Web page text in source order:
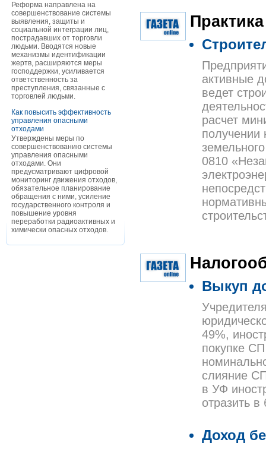
Реформа направлена на
совершенствование системы
выявления, защиты и
социальной интеграции лиц,
пострадавших от торговли
людьми. Вводятся новые
механизмы идентификации
жертв, расширяются меры
господдержки, усиливается
ответственность за
преступления, связанные с
торговлей людьми.
Как повысить эффективность
управления опасными
отходами
Утверждены меры по
совершенствованию системы
управления опасными
отходами. Они
предусматривают цифровой
мониторинг движения отходов,
обязательное планирование
обращения с ними, усиление
государственного контроля и
повышение уровня
переработки радиоактивных и
химически опасных отходов.
активные
ведет
расчет
получении
0810
Выкуп
49%,
покупке
слияние
в УФ
отразить в
Доход